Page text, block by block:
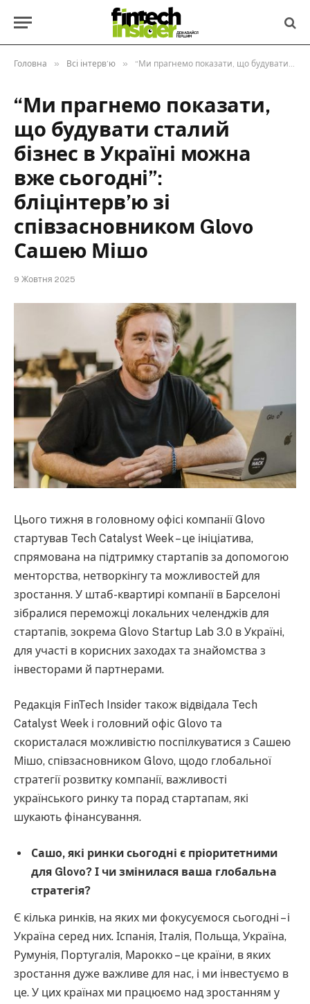
Головна » Всі інтерв’ю » “Ми прагнемо показати, що будувати сталий бізнес в Україні можна вже сьогодні”: бліцінтерв’ю зі співзасновником Glovo Сашею Мішо
“Ми прагнемо показати,
що будувати сталий
бізнес в Україні можна
вже сьогодні”:
бліцінтерв’ю зі
співзасновником Glovo
Сашею Мішо
9 Жовтня 2025
Цього тижня в головному офісі компанії Glovo
стартував Tech Catalyst Week – це ініціатива,
спрямована на підтримку стартапів за допомогою
менторства, нетворкінгу та можливостей для
зростання. У штаб-квартирі компанії в Барселоні
зібралися переможці локальних челенджів для
стартапів, зокрема Glovo Startup Lab 3.0 в Україні,
для участі в корисних заходах та знайомства з
інвесторами й партнерами.
Редакція FinTech Insider також відвідала Tech
Catalyst Week і головний офіс Glovo та
скористалася можливістю поспілкуватися з Сашею
Мішо, співзасновником Glovo, щодо глобальної
стратегії розвитку компанії, важливості
українського ринку та порад стартапам, які
шукають фінансування.
Сашо, які ринки сьогодні є пріоритетними
для Glovo? І чи змінилася ваша глобальна
стратегія?
Є кілька ринків, на яких ми фокусуємося сьогодні – і
Україна серед них. Іспанія, Італія, Польща, Україна,
Румунія, Португалія, Марокко – це країни, в яких
зростання дуже важливе для нас, і ми інвестуємо в
це. У цих країнах ми працюємо над зростанням у